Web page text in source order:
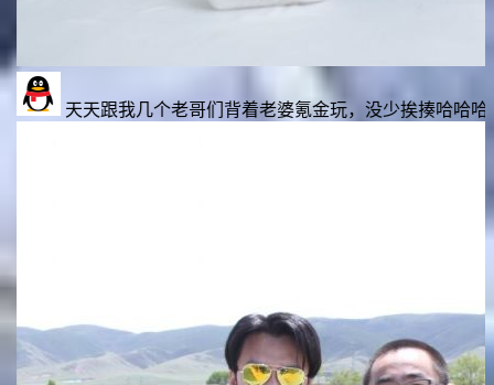
着老婆氪金玩，没少挨揍哈哈哈